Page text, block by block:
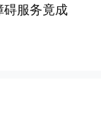
服务竟成